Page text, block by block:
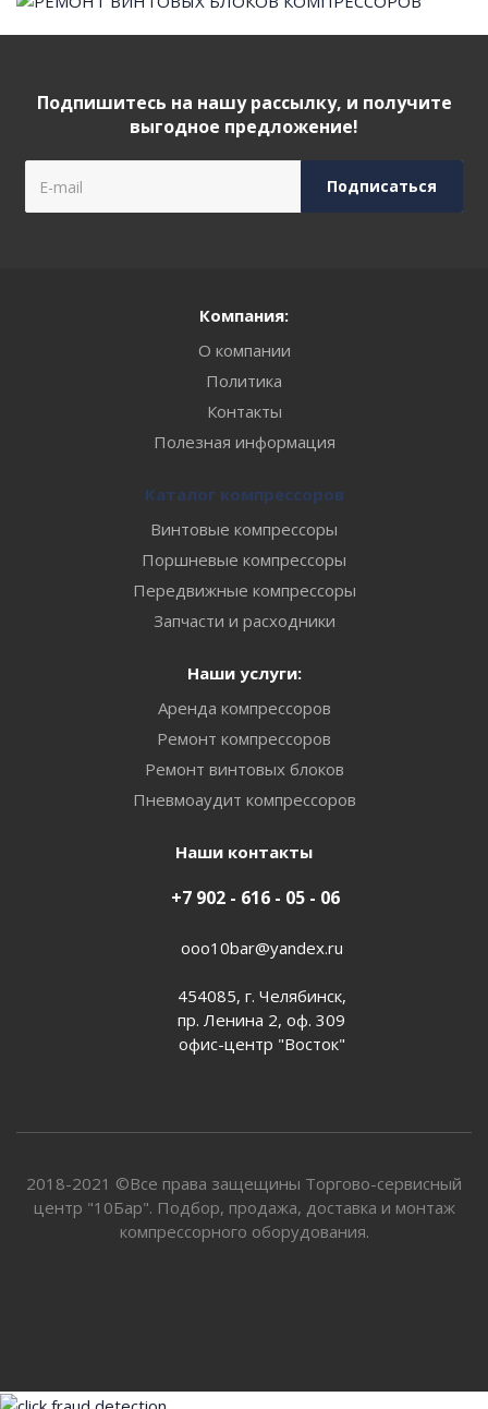
Подпишитесь на нашу рассылку, и получите
выгодное предложение!
Компания:
О компании
Политика
Контакты
Полезная информация
Каталог компрессоров
Винтовые компрессоры
Поршневые компрессоры
Передвижные компрессоры
Запчасти и расходники
Наши услуги:
Аренда компрессоров
Ремонт компрессоров
Ремонт винтовых блоков
Пневмоаудит компрессоров
Наши контакты
+7 902 - 616 - 05 - 06
ooo10bar@yandex.ru
454085, г. Челябинск,
пр. Ленина 2, оф. 309
офис-центр "Восток"
2018-2021 ©Все права защещины Торгово-сервисный
центр "10Бар". Подбор, продажа, доставка и монтаж
компрессорного оборудования.